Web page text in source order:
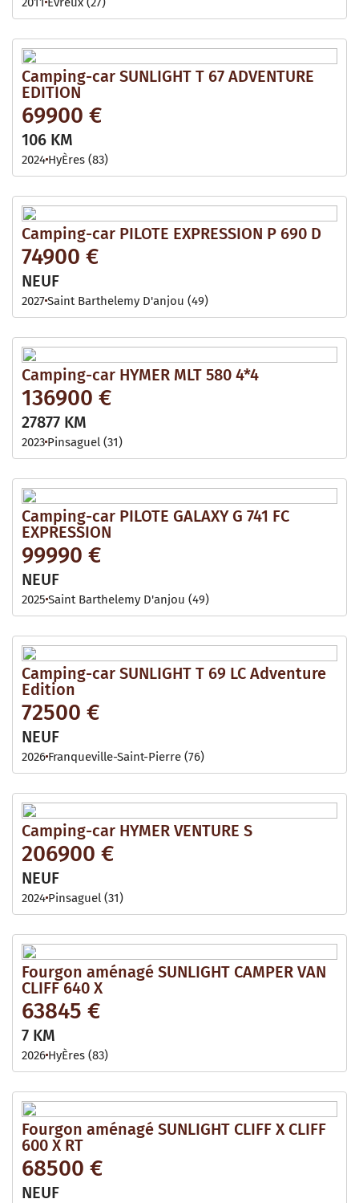
Camping-car SUNLIGHT T 67 ADVENTURE
EDITION
69900 €
106 KM
2024 HyÈres (83)
Camping-car PILOTE EXPRESSION P 690 D
74900 €
NEUF
2027Saint Barthelemy D'anjou (49)
Camping-car HYMER MLT 580 4*4
136900 €
27877 KM
2023 Pinsaguel (31)
Camping-car PILOTE GALAXY G 741 FC
EXPRESSION
99990 €
NEUF
2025 Saint Barthelemy D'anjou (49)
Camping-car SUNLIGHT T 69 LC Adventure
Edition
72500 €
NEUF
2026 Franqueville-Saint-Pierre (76)
Camping-car HYMER VENTURE S
206900 €
NEUF
2024 Pinsaguel (31)
Fourgon aménagé SUNLIGHT CAMPER VAN
CLIFF 640 X
63845 €
7 KM
2026 HyÈres (83)
Fourgon aménagé SUNLIGHT CLIFF X CLIFF
600 X RT
68500 €
NEUF